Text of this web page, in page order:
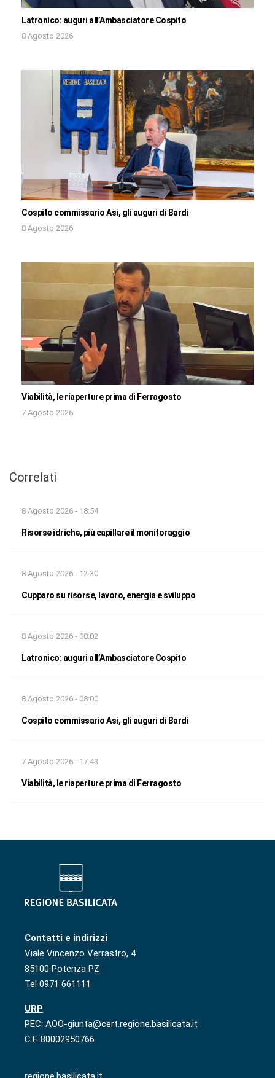
Latronico: auguri all’Ambasciatore Cospito
8 Agosto 2026
Cospito commissario Asi, gli auguri di Bardi
8 Agosto 2026
Viabilità, le riaperture prima di Ferragosto
7 Agosto 2026
Correlati
8 Agosto 2026 - 18:54
Risorse idriche, più capillare il monitoraggio
8 Agosto 2026 - 12:30
Cupparo su risorse, lavoro, energia e sviluppo
8 Agosto 2026 - 08:02
Latronico: auguri all’Ambasciatore Cospito
8 Agosto 2026 - 08:00
Cospito commissario Asi, gli auguri di Bardi
7 Agosto 2026 - 17:43
Viabilità, le riaperture prima di Ferragosto
Contatti e indirizzi
Viale Vincenzo Verrastro, 4
85100 Potenza PZ
Tel 0971 661111
URP
PEC: AOO-giunta@cert.regione.basilicata.it
C.F. 80002950766